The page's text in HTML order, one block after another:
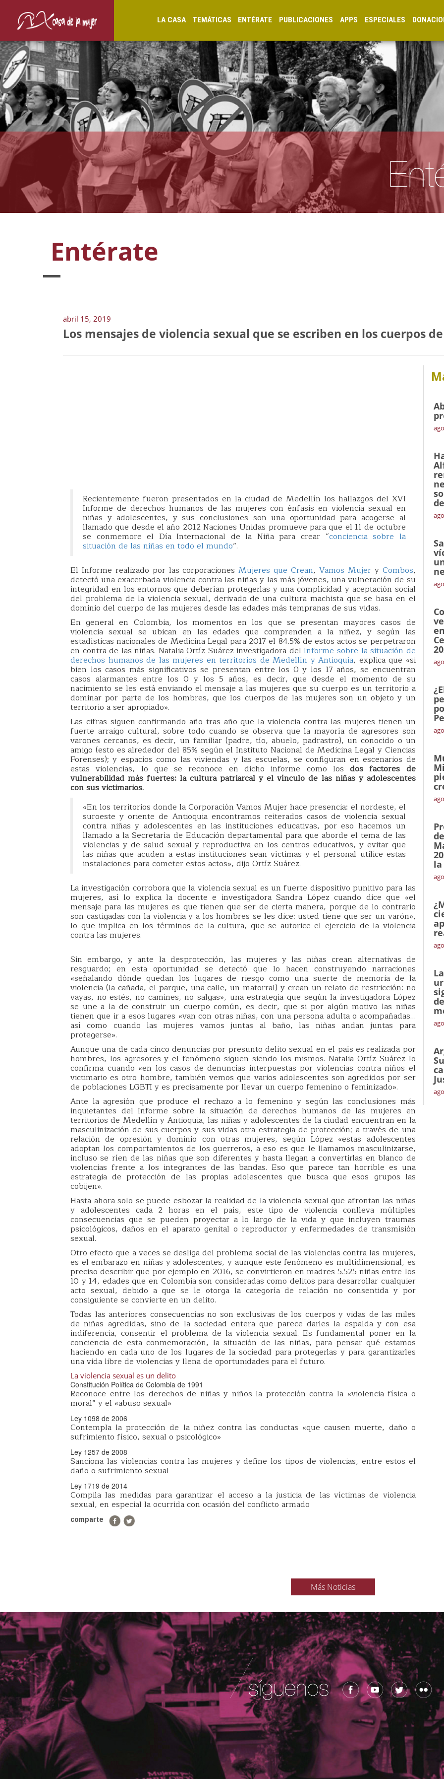
LA CASA TEMÁTICAS ENTÉRATE PUBLICACIONES APPS ESPECIALES
Entérate
abril 15, 2019
Los mensajes de violencia sexual que se escriben en los cuerpos
Recientemente fueron presentados en la ciudad de Medellín los hallazgos del XVI
Informe de derechos humanos de las mujeres con énfasis en violencia sexual en
niñas y adolescentes, y sus conclusiones son una oportunidad para acogerse al
llamado que desde el año 2012 Naciones Unidas promueve para que el 11 de octubre
se conmemore el Día Internacional de la Niña para crear “conciencia sobre la
situación de las niñas en todo el mundo”.
El Informe realizado por las corporacionesMujeres que Crean, Vamos Mujery Combos,
detectó una exacerbada violencia contra las niñas y las más jóvenes, una vulneración de su
integridad en los entornos que deberían protegerlas y una complicidad y aceptación social
del problema de la violencia sexual, derivado de una cultura machista que se basa en el
dominio del cuerpo de las mujeres desde las edades más tempranas de sus vidas.
En general en Colombia, los momentos en los que se presentan mayores casos de
violencia sexual se ubican en las edades que comprenden a la niñez, y según las
estadísticas nacionales de Medicina Legal para 2017 el 84.5% de estos actos se perpetraron
en contra de las niñas. Natalia Ortíz Suárez investigadora delInforme sobre la situación de
derechos humanos de las mujeres en territorios de Medellín y Antioquia, explica que «si
bien los casos más significativos se presentan entre los 0 y los 17 años, se encuentran
casos alarmantes entre los 0 y los 5 años, es decir, que desde el momento de su
nacimiento se les está enviando el mensaje a las mujeres que su cuerpo es un territorio a
dominar por parte de los hombres, que los cuerpos de las mujeres son un objeto y un
territorio a ser apropiado».
Las cifras siguen confirmando año tras año que la violencia contra las mujeres tienen un
fuerte arraigo cultural, sobre todo cuando se observa que la mayoría de agresores son
varones cercanos, es decir, un familiar (padre, tío, abuelo, padrastro), un conocido o un
amigo (esto es alrededor del 85% según el Instituto Nacional de Medicina Legal y Ciencias
Forenses); y espacios como las viviendas y las escuelas, se configuran en escenarios de
estas violencias, lo que se reconoce en dicho informe como losdos factores de
vulnerabilidad más fuertes: la cultura patriarcal y el vínculo de las niñas y adolescentes
con sus victimarios.
«En los territorios donde la Corporación Vamos Mujer hace presencia: el nordeste, el
suroeste y oriente de Antioquia encontramos reiterados casos de violencia sexual
contra niñas y adolescentes en las instituciones educativas, por eso hacemos un
llamado a la Secretaría de Educación departamental para que aborde el tema de las
violencias y de salud sexual y reproductiva en los centros educativos, y evitar que
las niñas que acuden a estas instituciones sean víctimas y el personal utilice estas
instalaciones para cometer estos actos», dijo Ortíz Suárez.
La investigación corrobora que la violencia sexual es un fuerte dispositivo punitivo para las
mujeres, así lo explica la docente e investigadora Sandra López cuando dice que «el
mensaje para las mujeres es que tienen que ser de cierta manera, porque de lo contrario
son castigadas con la violencia y a los hombres se les dice: usted tiene que ser un varón»,
lo que implica en los términos de la cultura, que se autorice el ejercicio de la violencia
contra las mujeres.
Sin embargo, y ante la desprotección, las mujeres y las niñas crean alternativas de
resguardo; en esta oportunidad se detectó que lo hacen construyendo narraciones
«señalando dónde quedan los lugares de riesgo como una suerte de memoria de la
violencia (la cañada, el parque, una calle, un matorral) y crean un relato de restricción: no
vayas, no estés, no camines, no salgas», una estrategia que según la investigadora López
se une a la de construir un cuerpo común, es decir, que si por algún motivo las niñas
tienen que ir a esos lugares «van con otras niñas, con una persona adulta o acompañadas…
así como cuando las mujeres vamos juntas al baño, las niñas andan juntas para
protegerse».
Aunque una de cada cinco denuncias por presunto delito sexual en el país es realizada por
hombres, los agresores y el fenómeno siguen siendo los mismos. Natalia Ortíz Suárez lo
confirma cuando «en los casos de denuncias interpuestas por violencias contra niños el
victimario es otro hombre, también vemos que varios adolescentes son agredidos por ser
de poblaciones LGBTI y es precisamente por llevar un cuerpo femenino o feminizado».
Ante la agresión que produce el rechazo a lo femenino y según las conclusiones más
inquietantes del Informe sobre la situación de derechos humanos de las mujeres en
territorios de Medellín y Antioquia, las niñas y adolescentes de la ciudad encuentran en la
masculinización de sus cuerpos y sus vidas otra estrategia de protección; a través de una
relación de opresión y dominio con otras mujeres, según López «estas adolescentes
adoptan los comportamientos de los guerreros, a eso es que le llamamos masculinizarse,
incluso se ríen de las niñas que son diferentes y hasta llegan a convertirlas en blanco de
violencias frente a los integrantes de las bandas. Eso que parece tan horrible es una
estrategia de protección de las propias adolescentes que busca que esos grupos las
cobijen».
Hasta ahora solo se puede esbozar la realidad de la violencia sexual que afrontan las niñas
y adolescentes cada 2 horas en el país, este tipo de violencia conlleva múltiples
consecuencias que se pueden proyectar a lo largo de la vida y que incluyen traumas
psicológicos, daños en el aparato genital o reproductor y enfermedades de transmisión
sexual.
Otro efecto que a veces se desliga del problema social de las violencias contra las mujeres,
es el embarazo en niñas y adolescentes, y aunque este fenómeno es multidimensional, es
preciso describir que por ejemplo en 2016, se convirtieron en madres 5.525 niñas entre los
10 y 14, edades que en Colombia son consideradas como delitos para desarrollar cualquier
acto sexual, debido a que se le otorga la categoría de relación no consentida y por
consiguiente se convierte en un delito.
Todas las anteriores consecuencias no son exclusivas de los cuerpos y vidas de las miles
de niñas agredidas, sino de la sociedad entera que parece darles la espalda y con esa
indiferencia, consentir el problema de la violencia sexual. Es fundamental poner en la
conciencia de esta conmemoración, la situación de las niñas, para pensar qué estamos
haciendo en cada uno de los lugares de la sociedad para protegerlas y para garantizarles
una vida libre de violencias y llena de oportunidades para el futuro.
La violencia sexual es un delito
Constitución Política de Colombia de 1991
Reconoce entre los derechos de niñas y niños la protección contra la «violencia física o
moral” y el «abuso sexual»
Ley 1098 de 2006
Contempla la protección de la niñez contra las conductas «que causen muerte, daño o
sufrimiento físico, sexual o psicológico»
Ley 1257 de 2008
Sanciona las violencias contra las mujeres y define los tipos de violencias, entre estos el
daño o sufrimiento sexual
Ley 1719 de 2014
Compila las medidas para garantizar el acceso a la justicia de las víctimas de violencia
sexual, en especial la ocurrida con ocasión del conflicto armado
comparte
la
Más Noticias